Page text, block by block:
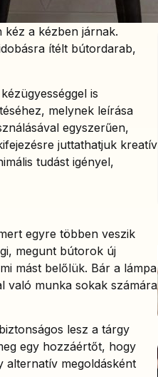
kéz a kézben járnak.
ítélt bútordarab,
is
melynek leírása
egyszerűen,
juttathatjuk kreatív
tudást igényel,
egyre többen veszik
megunt bútorok új
mást belőlük. Bár a lámpa
való munka sokak számára
lesz a tárgy
egy hozzáértőt, hogy
alternatív megoldásként